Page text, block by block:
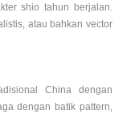
shio tahun berjalan.
atau bahkan vector
China dengan
dengan batik pattern,